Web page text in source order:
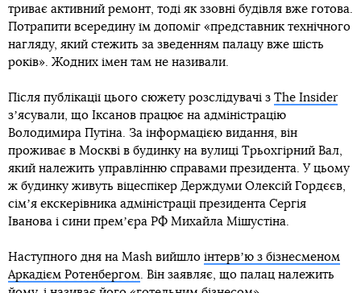
триває активний ремонт, тоді як ззовні будівля вже готова.
Потрапити всередину їм допоміг «представник технічного
нагляду, який стежить за зведенням палацу вже шість
років». Жодних імен там не називали.
Після публікації цього сюжету розслідувачі з The Insider
зʼясували, що Іксанов працює на адміністрацію
Володимира Путіна. За інформацією видання, він
проживає в Москві в будинку на вулиці Трьохгірний Вал,
який належить управлінню справами президента. У цьому
ж будинку живуть віцеспікер Держдуми Олексій Гордєєв,
сімʼя екскерівника адміністрації президента Сергія
Іванова і сини премʼєра РФ Михайла Мішустіна.
Наступного дня на Mash вийшло інтервʼю з бізнесменом
Аркадієм Ротенбергом . Він заявляє, що палац належить